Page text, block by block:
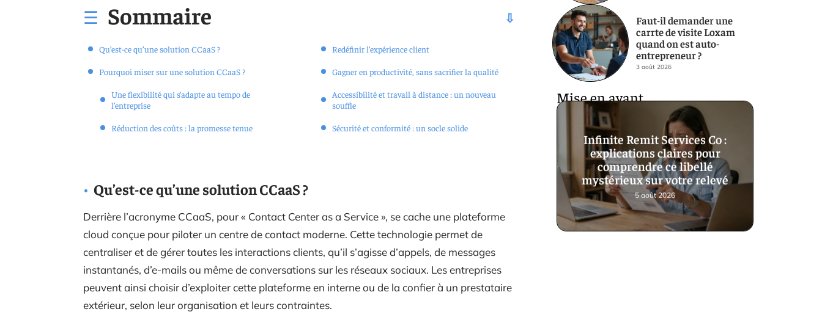
Sommaire
Qu’est-ce qu’une solution CCaaS ?
Pourquoi miser sur une solution CCaaS ?
Une flexibilité qui s’adapte au tempo de
l’entreprise
Réduction des coûts : la promesse tenue
Redéfinir l’expérience client
Gagner en productivité, sans sacrifier la qualité
Accessibilité et travail à distance : un nouveau
souffle
Sécurité et conformité : un socle solide
Qu’est-ce qu’une solution CCaaS ?
Derrière l’acronyme CCaaS, pour « Contact Center as a Service », se cache une plateforme
cloud conçue pour piloter un centre de contact moderne. Cette technologie permet de
centraliser et de gérer toutes les interactions clients, qu’il s’agisse d’appels, de messages
instantanés, d’e-mails ou même de conversations sur les réseaux sociaux. Les entreprises
peuvent ainsi choisir d’exploiter cette plateforme en interne ou de la confier à un prestataire
extérieur, selon leur organisation et leurs contraintes.
Faut-il demander une
carrte de visite Loxam
quand on est auto-
entrepreneur ?
3 août 2026
Mise en avant
Infinite Remit Services Co :
explications claires pour
comprendre ce libellé
mystérieux sur votre relevé
5 août 2026